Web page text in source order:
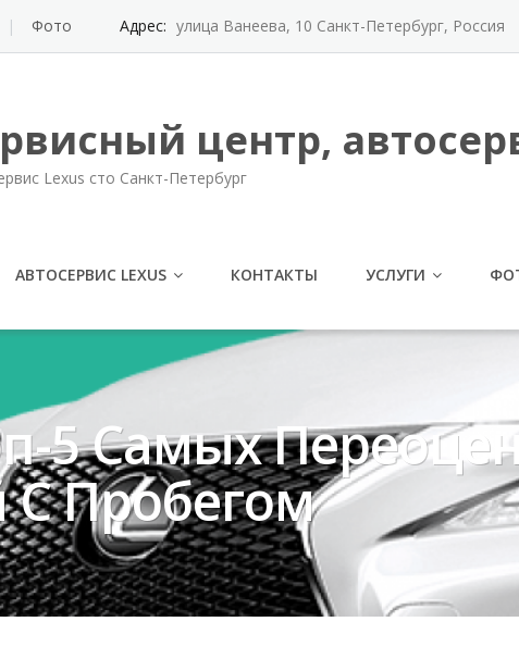
Фото Адрес: улица Ванеева, 10 Санкт-Петербург, Россия
центр,
Lexus сто Санкт-Петербург
АВТОСЕРВИС LEXUS КОНТАКТЫ УСЛУГИ
5 Самых
Пробегом